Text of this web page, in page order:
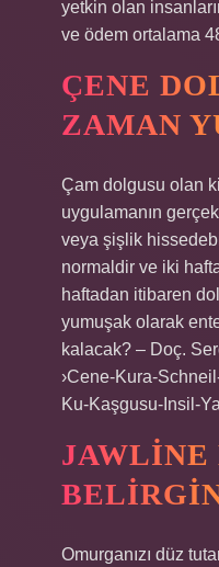
yetkin olan
ve ödem ortalama
ÇENE
ZAMAN
Çam dolgusu olan
uygulamanın
veya şişlik
normaldir ve iki
haftadan itibaren
yumuşak olarak
kalacak? – Doç.
›Cene-Kura-
Ku-Kaşgusu-Insil-
JAWLINE
Omurganızı düz